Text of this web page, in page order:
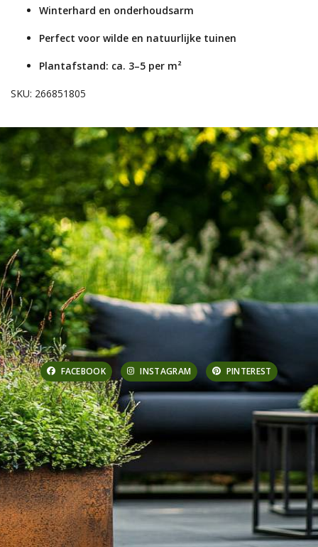
Winterhard en onderhoudsarm
Perfect voor wilde en natuurlijke tuinen
Plantafstand: ca. 3–5 per m²
SKU: 266851805
FACEBOOK INSTAGRAM PINTEREST